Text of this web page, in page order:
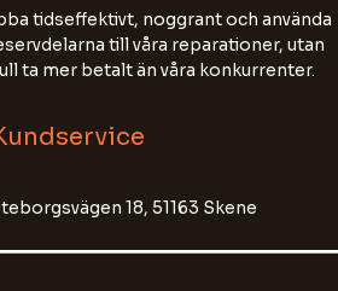
tidseffektivt, noggrant och använda
till våra reparationer, utan
ta mer betalt än våra konkurrenter.
18, 51163 Skene
för att förbättra vår
inte personnummer, lösenord